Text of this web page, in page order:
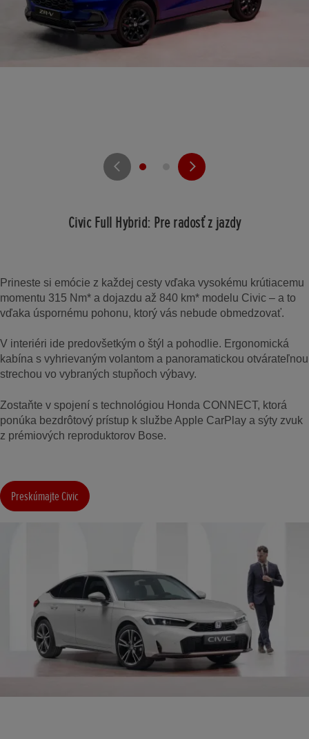
Civic Full Hybrid: Pre radosť z jazdy
Prineste si emócie z každej cesty vďaka vysokému krútiacemu
momentu 315 Nm* a dojazdu až 840 km* modelu Civic – a to
vďaka úspornému pohonu, ktorý vás nebude obmedzovať.
V interiéri ide predovšetkým o štýl a pohodlie. Ergonomická
kabína s vyhrievaným volantom a panoramatickou otvárateľnou
strechou vo vybraných stupňoch výbavy.
Zostaňte v spojení s technológiou Honda CONNECT, ktorá
ponúka bezdrôtový prístup k službe Apple CarPlay a sýty zvuk
z prémiových reproduktorov Bose.
Preskúmajte Civic